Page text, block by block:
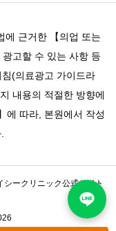
에 근거한 【의업 또는
고할 수 있는 사항 등
(의료광고 가이드라
내용의 적절한 방향에
에 따라, 본원에서 작성
シークリニック公式サイト